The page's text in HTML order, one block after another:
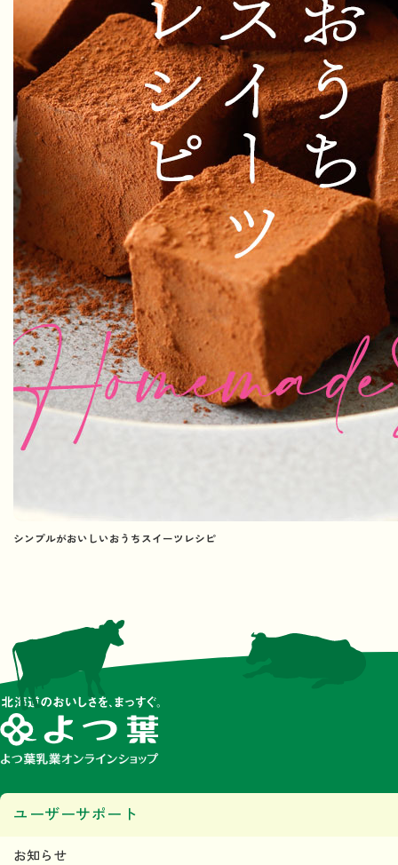
シンプルがおいしいおうちスイーツレシピ
ユーザーサポート
お知らせ